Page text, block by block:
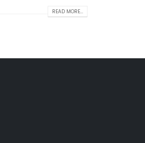
READ MORE...